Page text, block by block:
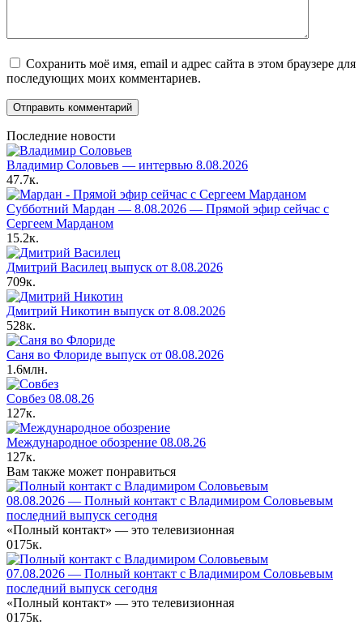
Сохранить моё имя, email и адрес сайта в этом браузере для
последующих моих комментариев.
Последние новости
Владимир Соловьев — интервью 8.08.2026
47.7к.
Субботний Мардан — 8.08.2026 — Прямой эфир сейчас с
Сергеем Марданом
15.2к.
Дмитрий Василец выпуск от 8.08.2026
709к.
Дмитрий Никотин выпуск от 8.08.2026
528к.
Саня во Флориде выпуск от 08.08.2026
1.6млн.
Совбез 08.08.26
127к.
Международное обозрение 08.08.26
127к.
Вам также может понравиться
08.08.2026 — Полный контакт с Владимиром Соловьевым
последний выпуск сегодня
«Полный контакт» — это телевизионная
0175к.
07.08.2026 — Полный контакт с Владимиром Соловьевым
последний выпуск сегодня
«Полный контакт» — это телевизионная
0175к.